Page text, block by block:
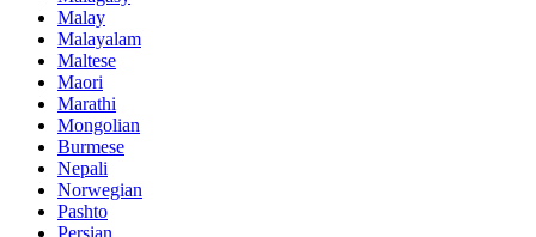
Malay
Malayalam
Maltese
Maori
Marathi
Mongolian
Burmese
Nepali
Norwegian
Pashto
Persian